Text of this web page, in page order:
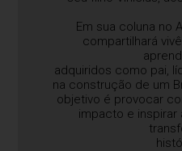
Em sua coluna no
compartilhará
adquiridos como pai,
na construção de um
objetivo é provocar
impacto e